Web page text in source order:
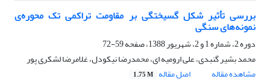
بررسی تأثیر شکل گسیختگی بر مقاومت تراکمی تک محوره‌ی
نمونه‌های سنگی
دوره 2، شماره 1 و 2، شهریور 1388، صفحه
59-72
محمد بشیر گنبدی، علی ارومیه ای، محمدرضا نیکودل، غلامرضا لشکری پور
مشاهده مقاله
اصل مقاله 1.75 M